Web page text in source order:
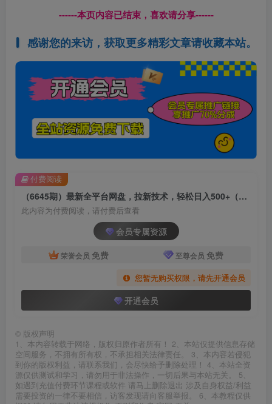
------本页内容已结束，喜欢请分享------
感谢您的来访，获取更多精彩文章请收藏本站。
（6645期）最新全平台网盘，拉新技术，轻松日入500+（保姆级教学）
此内容为付费阅读，请付费后查看
会员专属资源
荣誉会员 免费 至尊会员 免费
您暂无购买权限，请先开通会员
开通会员
付费阅读
© 版权声明
1、本内容转载于网络，版权归原作者所有！ 2、本站仅提供信息存储
空间服务，不拥有所有权，不承担相关法律责任。 3、本内容若侵犯
到你的版权利益，请联系我们，会尽快给予删除处理！ 4、本站全资
源仅供测试和学习，请勿用于非法操作，一切后果与本站无关。 5、
如遇到充值付费环节课程或软件 请马上删除退出 涉及自身权益/利益
需要投资的一律不要相信，访客发现请向客服举报。 6、本教程仅供